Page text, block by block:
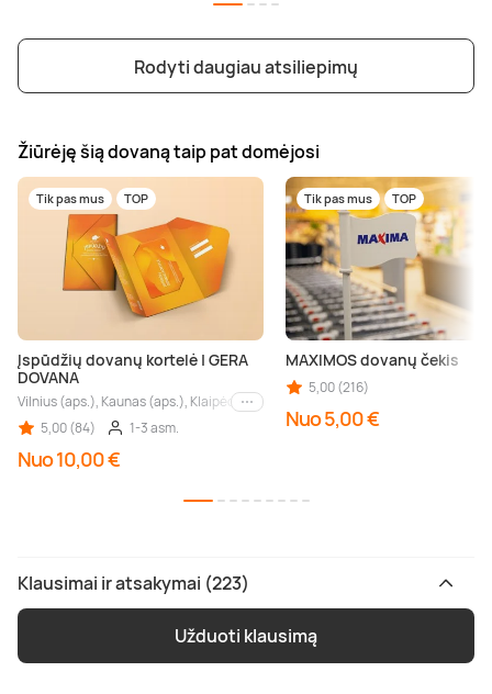
Rodyti daugiau atsiliepimų
Žiūrėję šią dovaną taip pat domėjosi
Tik pas mus TOP
Įspūdžių dovanų kortelė | GERA
DOVANA
Vilnius (aps.), Kaunas (aps.), Klaipėda (aps.), Palanga (aps.), Nida (aps.),
Kiti miestai
5,00 (84)
1-3 asm.
Nuo 10,00 €
Tik pas mus TOP
MAXIMOS dovanų čekis
5,00 (216)
Nuo 5,00 €
Klausimai ir atsakymai (223)
Užduoti klausimą